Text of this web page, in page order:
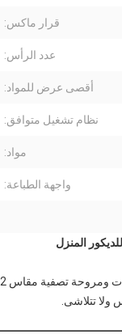
قرار ماكس:
عدد الرأس:
أقصى عرض للمواد:
نظام تشغيل متوافق:
مواد:
واجهة الطباعة:
المنزل
ولا تتلاشى.